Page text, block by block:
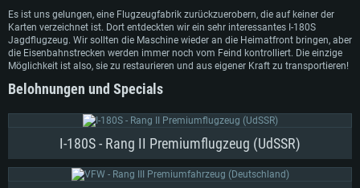
Es ist uns gelungen, eine Flugzeugfabrik zurückzuerobern, die auf keiner der
Karten verzeichnet ist. Dort entdeckten wir ein sehr interessantes I-180S
Jagdflugzeug. Wir sollten die Maschine wieder an die Heimatfront bringen, aber
die Eisenbahnstrecken werden immer noch vom Feind kontrolliert. Die einzige
Möglichkeit ist also, sie zu restaurieren und aus eigener Kraft zu transportieren!
Belohnungen und Specials
I-180S - Rang II Premiumflugzeug (UdSSR)